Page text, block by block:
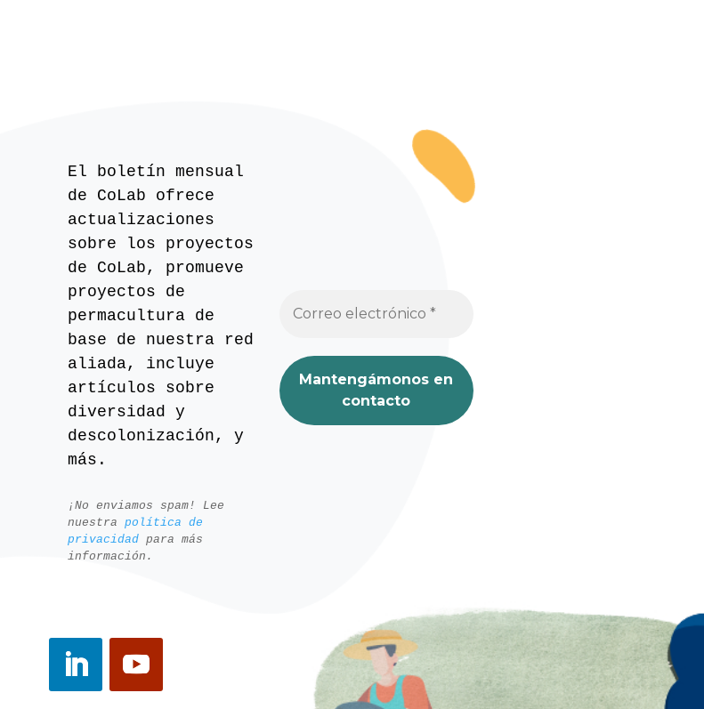
El boletín mensual
de CoLab ofrece
actualizaciones
sobre los proyectos
de CoLab, promueve
proyectos de
permacultura de
base de nuestra red
aliada, incluye
artículos sobre
diversidad y
descolonización, y
más.
¡No enviamos spam! Lee
nuestra política de
privacidadpara más
información.